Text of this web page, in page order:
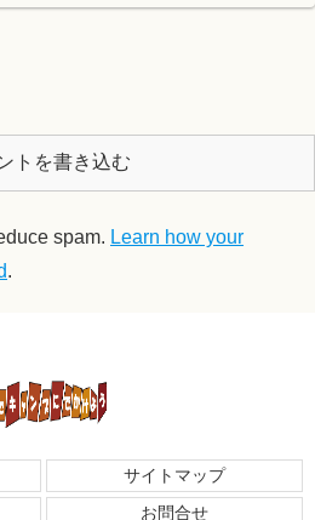
トを書き込む
spam. Learn how your
.
サイトマップ
お問合せ